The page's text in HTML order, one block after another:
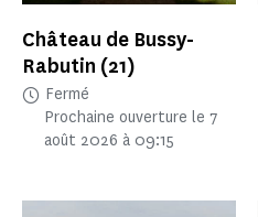
Château de Bussy-
Rabutin (21)
Fermé
Prochaine ouverture le 7
août 2026 à 09:15